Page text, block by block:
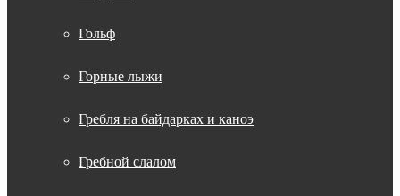
Гольф
Горные лыжи
Гребля на байдарках и каноэ
Гребной слалом